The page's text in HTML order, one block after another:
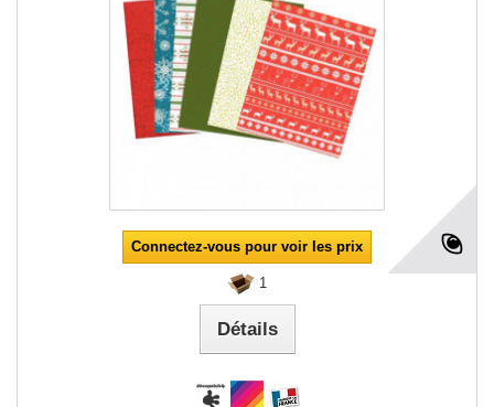
Connectez-vous pour voir les prix
1
Détails